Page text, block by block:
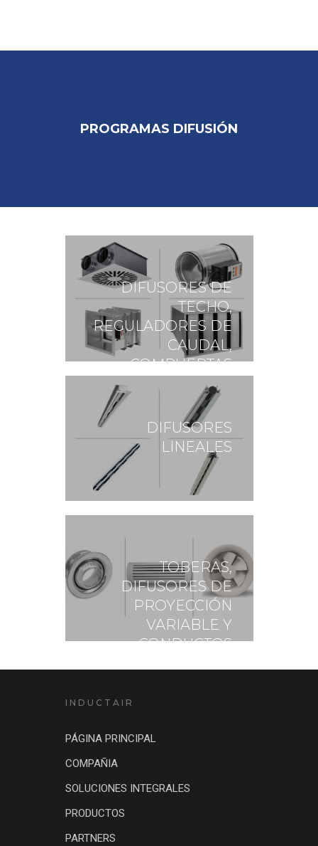
SOLUCIONES INTEGRALES
CONTACTO / DELEGACIONES
PROGRAMAS DIFUSIÓN
DIFUSORES DE
TECHO,
REGULADORES DE
CAUDAL,
COMPUERTAS
CORTAFUEGO Y
SILENCIADORES
DIFUSORES
LINEALES
TOBERAS,
DIFUSORES DE
PROYECCIÓN
VARIABLE Y
CONDUCTOS
INDUCTAIR
PÁGINA PRINCIPAL
COMPAÑIA
SOLUCIONES INTEGRALES
PRODUCTOS
PARTNERS